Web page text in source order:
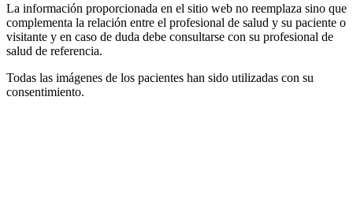
La información proporcionada en el sitio web no reemplaza sino que
complementa la relación entre el profesional de salud y su paciente o
visitante y en caso de duda debe consultarse con su profesional de
salud de referencia.
Todas las imágenes de los pacientes han sido utilizadas con su
consentimiento.